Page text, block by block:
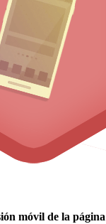
móvil de la página